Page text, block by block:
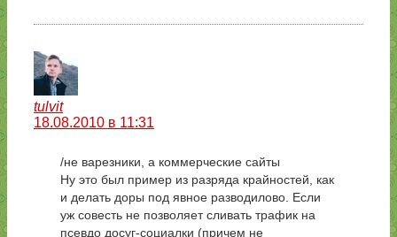
tulvit
18.08.2010 в 11:31
/не варезники, а коммерческие сайты
Ну это был пример из разряда крайностей, как
и делать доры под явное разводилово. Если
уж совесть не позволяет сливать трафик на
псевдо досуг-социалки (причем не